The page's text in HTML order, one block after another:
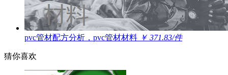
pvc管材配方分析，pvc管材材料 ￥ 371.83/件
猜你喜欢